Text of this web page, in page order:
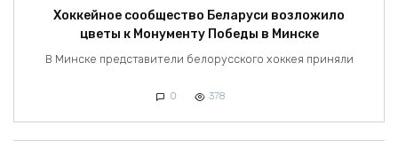
Хоккейное сообщество Беларуси возложило
цветы к Монументу Победы в Минске
В Минске представители белорусского хоккея приняли
0 378